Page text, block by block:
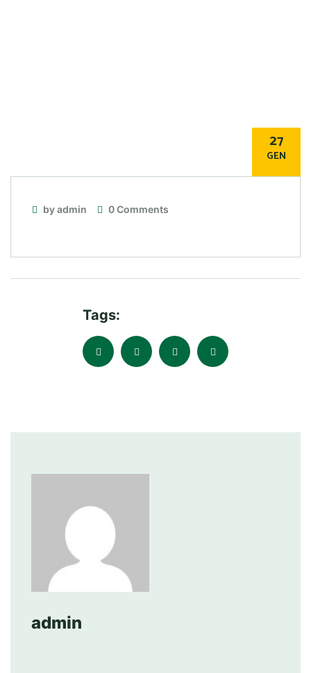
27
GEN
by admin 0 Comments
Tags:
admin